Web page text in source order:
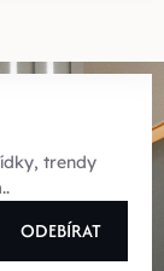
trendy
ODEBÍRAT